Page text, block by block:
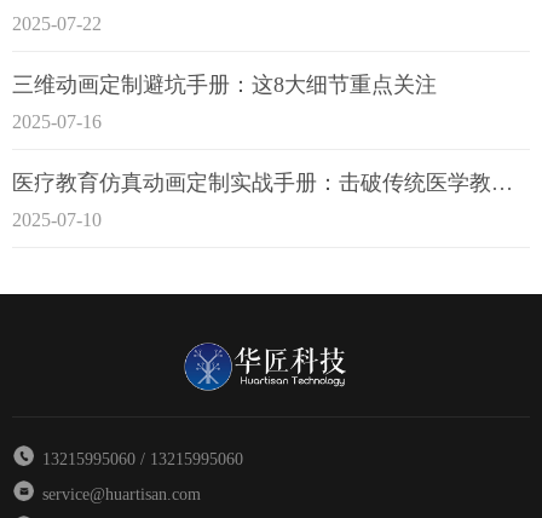
2025-07-22
三维动画定制避坑手册：这8大细节重点关注
2025-07-16
医疗教育仿真动画定制实战手册：击破传统医学教育7大痛点
2025-07-10
13215995060 / 13215995060
service@huartisan.com